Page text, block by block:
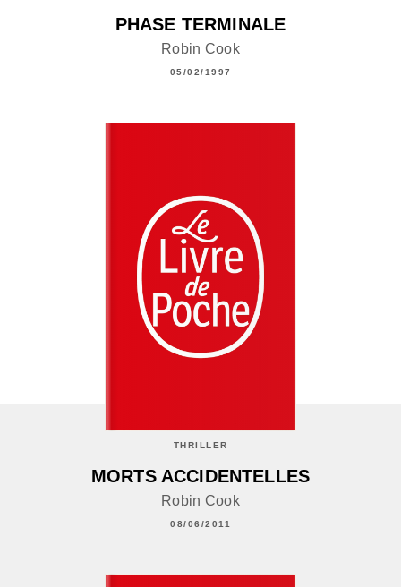
PHASE TERMINALE
Robin Cook
05/02/1997
THRILLER
MORTS ACCIDENTELLES
Robin Cook
08/06/2011